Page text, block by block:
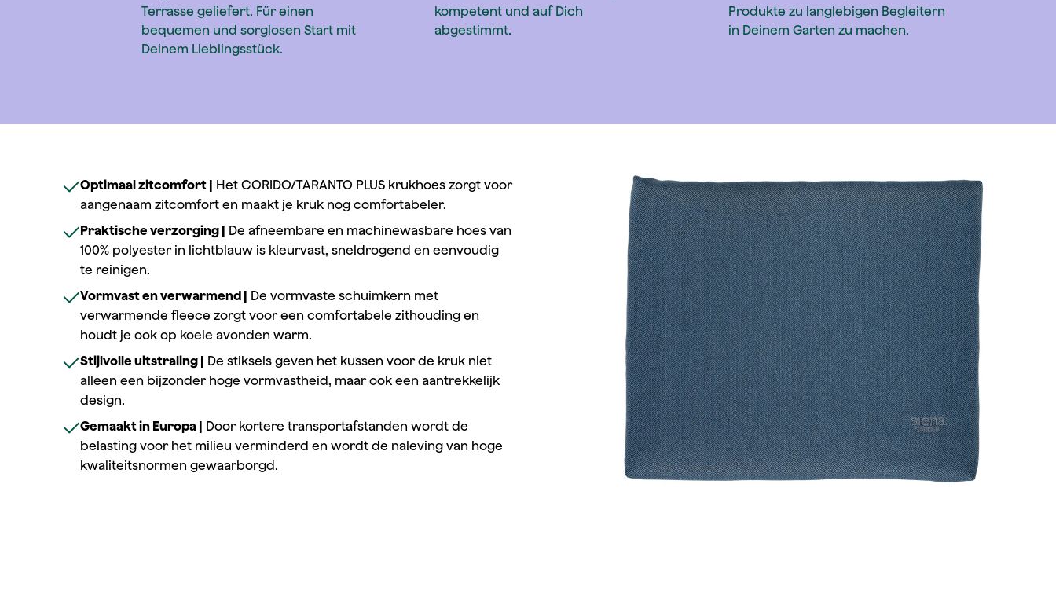
Terrasse geliefert. Für einen
bequemen und sorglosen Start mit
Deinem Lieblingsstück.
kompetent und auf Dich
abgestimmt.
Produkte zu langlebigen Begleitern
in Deinem Garten zu machen.
Optimaal zitcomfort |
Het CORIDO/TARANTO PLUS krukhoes zorgt voor
aangenaam zitcomfort en maakt je kruk nog comfortabeler.
Praktische verzorging |
De afneembare en machinewasbare hoes van
100% polyester in lichtblauw is kleurvast, sneldrogend en eenvoudig
te reinigen.
Vormvast en verwarmend |
De vormvaste schuimkern met
verwarmende fleece zorgt voor een comfortabele zithouding en
houdt je ook op koele avonden warm.
Stijlvolle uitstraling |
De stiksels geven het kussen voor de kruk niet
alleen een bijzonder hoge vormvastheid, maar ook een aantrekkelijk
design.
Gemaakt in Europa |
Door kortere transportafstanden wordt de
belasting voor het milieu verminderd en wordt de naleving van hoge
kwaliteitsnormen gewaarborgd.